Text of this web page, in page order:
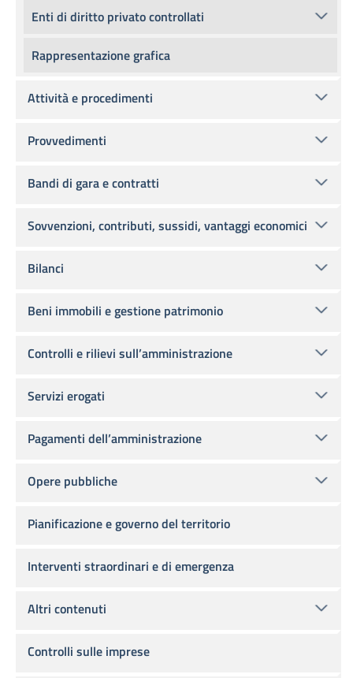
Enti di diritto privato controllati
Rappresentazione grafica
Attività e procedimenti
Provvedimenti
Bandi di gara e contratti
Sovvenzioni, contributi, sussidi, vantaggi economici
Bilanci
Beni immobili e gestione patrimonio
Controlli e rilievi sull’amministrazione
Servizi erogati
Pagamenti dell’amministrazione
Opere pubbliche
Pianificazione e governo del territorio
Interventi straordinari e di emergenza
Altri contenuti
Controlli sulle imprese